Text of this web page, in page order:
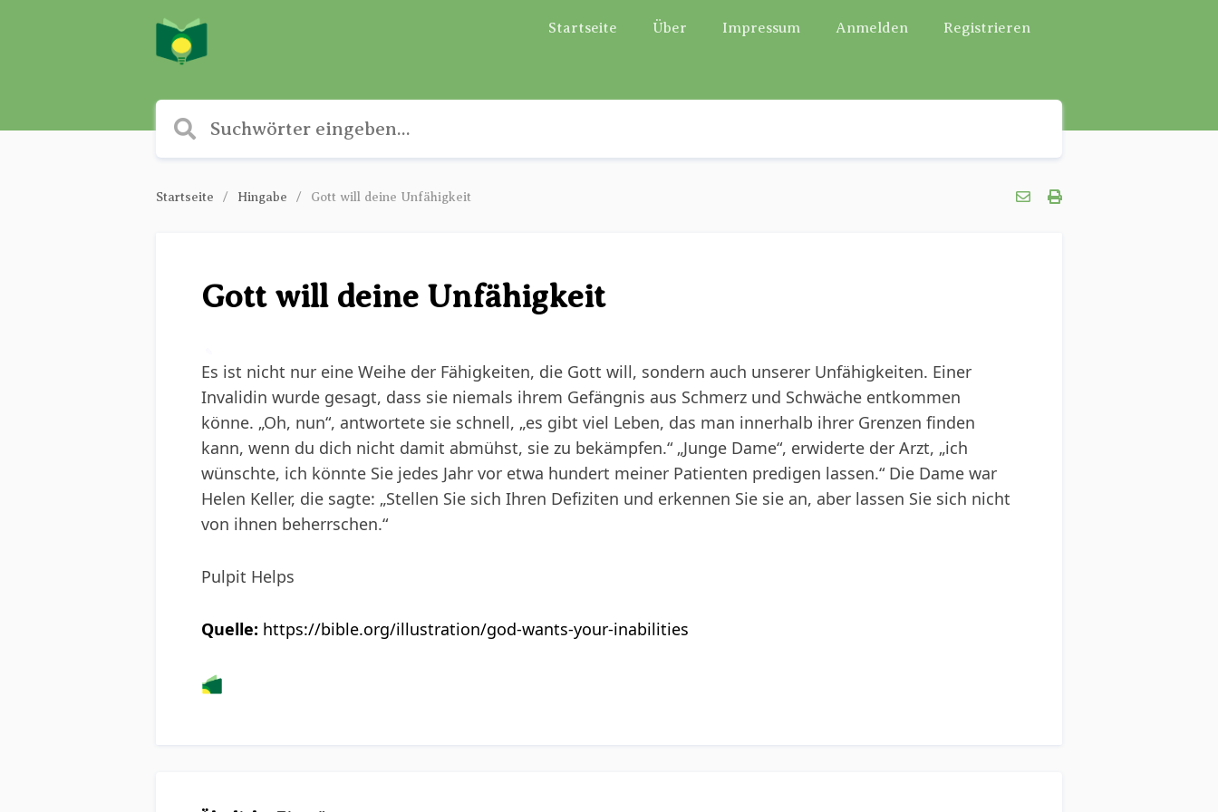
Startseite Über Impressum Anmelden Registrieren
Startseite Hingabe Gott will deine Unfähigkeit
Gott will deine Unfähigkeit
Es ist nicht nur eine Weihe der Fähigkeiten, die Gott will, sondern auch unserer Unfähigkeiten. Einer
Invalidin wurde gesagt, dass sie niemals ihrem Gefängnis aus Schmerz und Schwäche entkommen
könne. „Oh, nun“, antwortete sie schnell, „es gibt viel Leben, das man innerhalb ihrer Grenzen finden
kann, wenn du dich nicht damit abmühst, sie zu bekämpfen.“ „Junge Dame“, erwiderte der Arzt, „ich
wünschte, ich könnte Sie jedes Jahr vor etwa hundert meiner Patienten predigen lassen.“ Die Dame war
Helen Keller, die sagte: „Stellen Sie sich Ihren Defiziten und erkennen Sie sie an, aber lassen Sie sich nicht
von ihnen beherrschen.“
Pulpit Helps
Quelle: https://bible.org/illustration/god-wants-your-inabilities